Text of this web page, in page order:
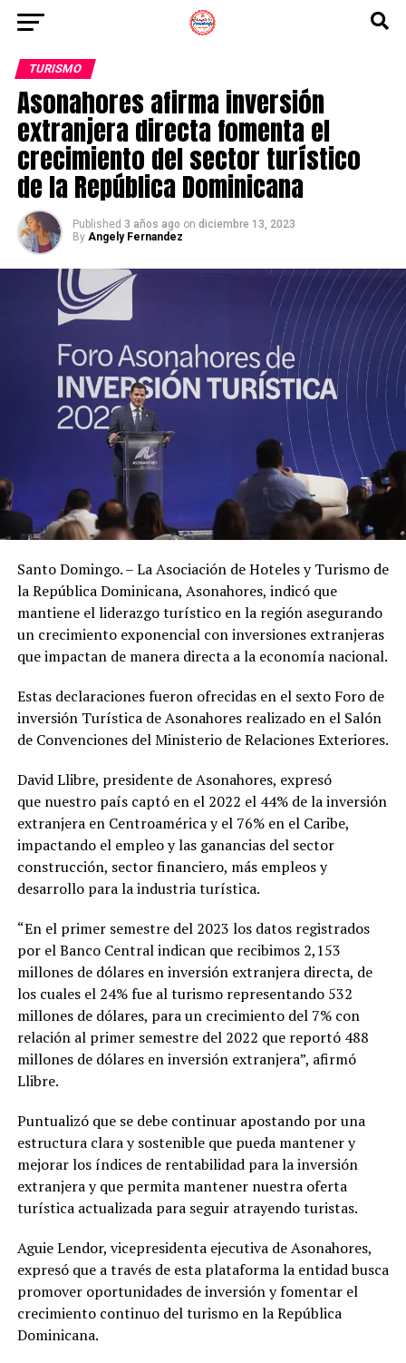
TURISMO
Asonahores afirma inversión
extranjera directa fomenta el
crecimiento del sector turístico
de la República Dominicana
Published 3 años ago on diciembre 13, 2023
By Angely Fernandez
Santo Domingo. – La Asociación de Hoteles y Turismo de
la República Dominicana, Asonahores, indicó que
mantiene el liderazgo turístico en la región asegurando
un crecimiento exponencial con inversiones extranjeras
que impactan de manera directa a la economía nacional.
Estas declaraciones fueron ofrecidas en el sexto Foro de
inversión Turística de Asonahores realizado en el Salón
de Convenciones del Ministerio de Relaciones Exteriores.
David Llibre, presidente de Asonahores, expresó
que nuestro país captó en el 2022 el 44% de la inversión
extranjera en Centroamérica y el 76% en el Caribe,
impactando el empleo y las ganancias del sector
construcción, sector financiero, más empleos y
desarrollo para la industria turística.
“En el primer semestre del 2023 los datos registrados
por el Banco Central indican que recibimos 2,153
millones de dólares en inversión extranjera directa, de
los cuales el 24% fue al turismo representando 532
millones de dólares, para un crecimiento del 7% con
relación al primer semestre del 2022 que reportó 488
millones de dólares en inversión extranjera”, afirmó
Llibre.
Puntualizó que se debe continuar apostando por una
estructura clara y sostenible que pueda mantener y
mejorar los índices de rentabilidad para la inversión
extranjera y que permita mantener nuestra oferta
turística actualizada para seguir atrayendo turistas.
Aguie Lendor, vicepresidenta ejecutiva de Asonahores,
expresó que a través de esta plataforma la entidad busca
promover oportunidades de inversión y fomentar el
crecimiento continuo del turismo en la República
Dominicana.